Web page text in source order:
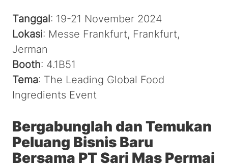
Tanggal: 19-21 November 2024
Lokasi: Messe Frankfurt, Frankfurt,
Jerman
Booth: 4.1B51
Tema: The Leading Global Food
Ingredients Event
Bergabunglah dan Temukan
Peluang Bisnis Baru
Bersama PT Sari Mas Permai